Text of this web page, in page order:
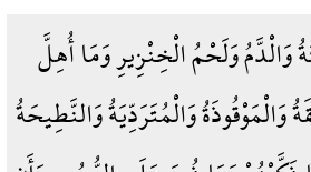
وَلَحْمُ الْخِنْزِيرِ وَمَا أُهِلَّ
وَالْمَوْقُوذَةُ وَالْمُتَرَدِّيَةُ وَالنَّطِيحَةُ